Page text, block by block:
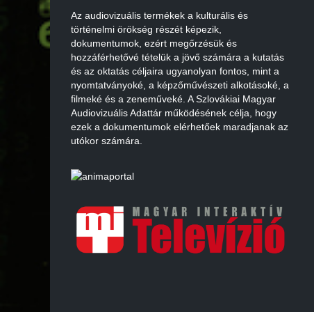
Az audiovizuális termékek a kulturális és
történelmi örökség részét képezik,
dokumentumok, ezért megőrzésük és
hozzáférhetővé tételük a jövő számára a kutatás
és az oktatás céljaira ugyanolyan fontos, mint a
nyomtatványoké, a képzőművészeti alkotásoké, a
filmeké és a zeneműveké. A Szlovákiai Magyar
Audiovizuális Adattár működésének célja, hogy
ezek a dokumentumok elérhetőek maradjanak az
utókor számára.